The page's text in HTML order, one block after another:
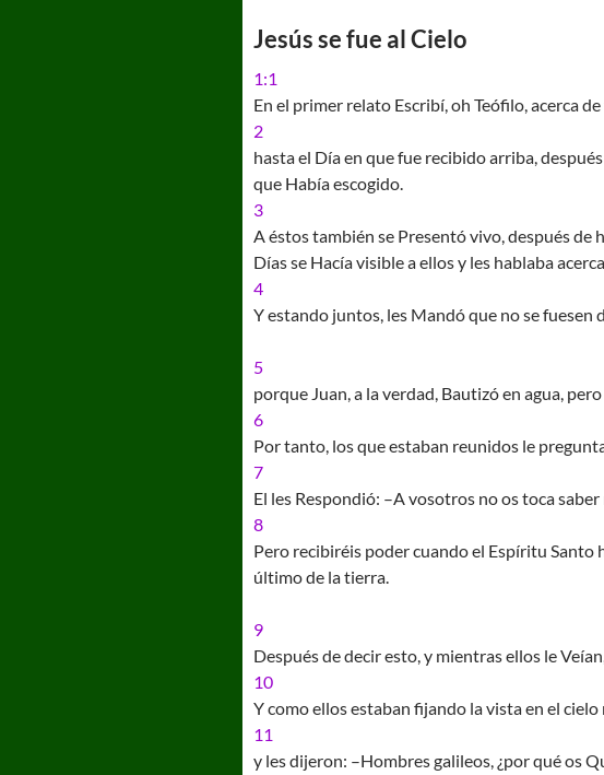
Jesús se fue al Cielo
1:1
En el primer relato Escribí, oh Teófilo, acerca
2
hasta el Día en que fue recibido arriba,
que Había escogido.
3
A éstos también se Presentó vivo, después
Días se Hacía visible a ellos y les hablaba
4
Y estando juntos, les Mandó que no se fuesen
5
porque Juan, a la verdad, Bautizó en agua,
6
Por tanto, los que estaban reunidos le
7
El les Respondió: –A vosotros no os toca
8
Pero recibiréis poder cuando el Espíritu Santo
último de la tierra.
9
Después de decir esto, y mientras ellos le
10
Y como ellos estaban fijando la vista en el
11
y les dijeron: –Hombres galileos, ¿por qué os